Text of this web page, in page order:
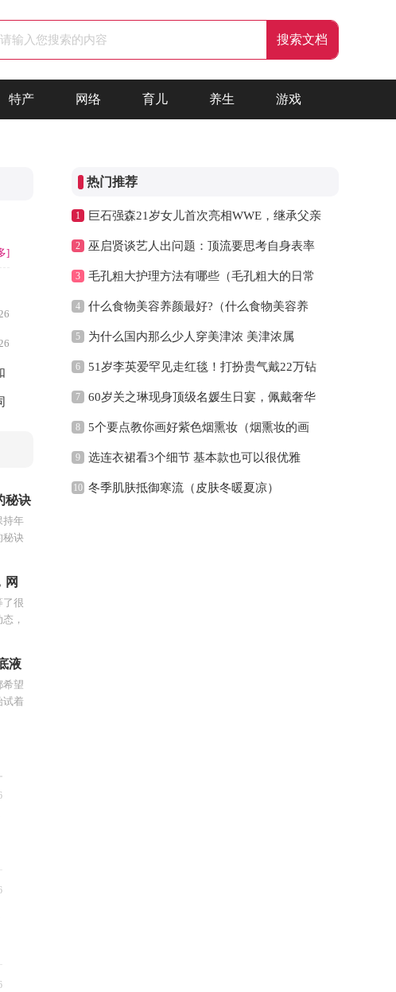
特产 网络 育儿 养生 游戏
]
秘诀
持年
秘诀
网
了很
，
液
希望
试着
热门推荐
1 巨石强森21岁女儿首次亮相WWE，继承父亲
2 巫启贤谈艺人出问题：顶流要思考自身表率
3 毛孔粗大护理方法有哪些（毛孔粗大的日常
4 什么食物美容养颜最好?（什么食物美容养
5 为什么国内那么少人穿美津浓 美津浓属
6 51岁李英爱罕见走红毯！打扮贵气戴22万钻
7 60岁关之琳现身顶级名媛生日宴，佩戴奢华
8 5个要点教你画好紫色烟熏妆（烟熏妆的画
9 选连衣裙看3个细节 基本款也可以很优雅
10 冬季肌肤抵御寒流（皮肤冬暖夏凉）